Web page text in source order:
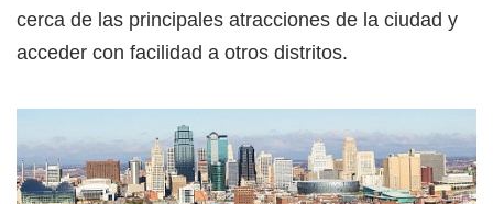
cerca de las principales atracciones de la ciudad y
acceder con facilidad a otros distritos.